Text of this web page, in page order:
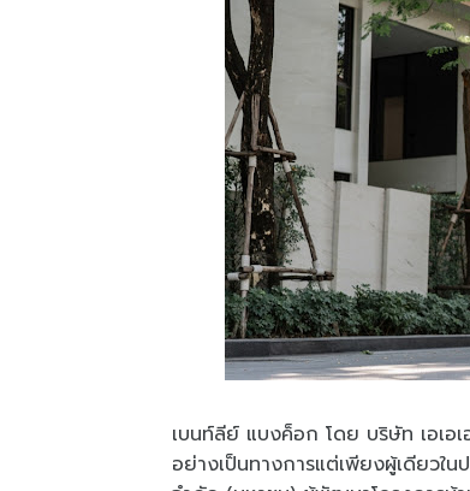
เบนท์ลีย์ แบงค็อก โดย บริษัท เอเอ
อย่างเป็นทางการแต่เพียงผู้เดียวใ